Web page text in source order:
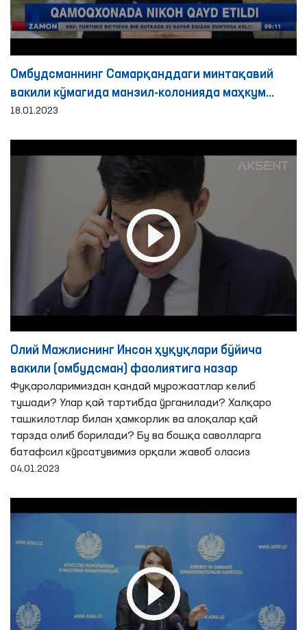
Омбудсманнинг Самарқанддаги минтақавий
вакили кўмагида манзил-колонияда маҳкум
никоҳи қайд этилди
18.01.2023
Олий Мажлиснинг Инсон ҳуқуқлари бўйича
вакили (омбудсман) фаолиятига назар
Фуқароларимиздан қандай мурожаатлар келиб
тушади? Улар қай тартибда ўрганилади? Халқаро
ташкилотлар билан ҳамкорлик ва алоқалар қай
тарзда олиб борилади? Бу ва бошқа саволларга
батафсил кўрсатувимиз орқали жавоб оласиз
04.01.2023